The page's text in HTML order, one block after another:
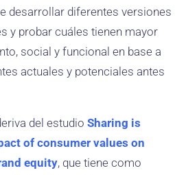
desarrollar diferentes versiones
y probar cuáles tienen mayor
social y funcional en base a
actuales y potenciales antes
del estudio Sharing is
of consumer values on
equity, que tiene como